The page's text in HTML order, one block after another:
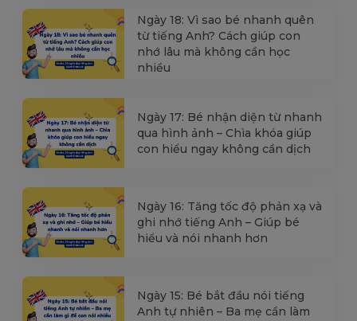
Ngày 18: Vì sao bé nhanh quên
từ tiếng Anh? Cách giúp con
nhớ lâu mà không cần học
nhiều
Ngày 17: Bé nhận diện từ nhanh
qua hình ảnh – Chìa khóa giúp
con hiểu ngay không cần dịch
Ngày 16: Tăng tốc độ phản xạ và
ghi nhớ tiếng Anh – Giúp bé
hiểu và nói nhanh hơn
Ngày 15: Bé bắt đầu nói tiếng
Anh tự nhiên – Ba mẹ cần làm